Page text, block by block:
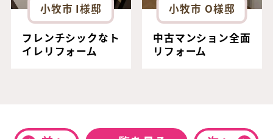
小牧市 I様邸
フレンチシックなト
イレリフォーム
小牧市 O様邸
中古マンション全面
リフォーム